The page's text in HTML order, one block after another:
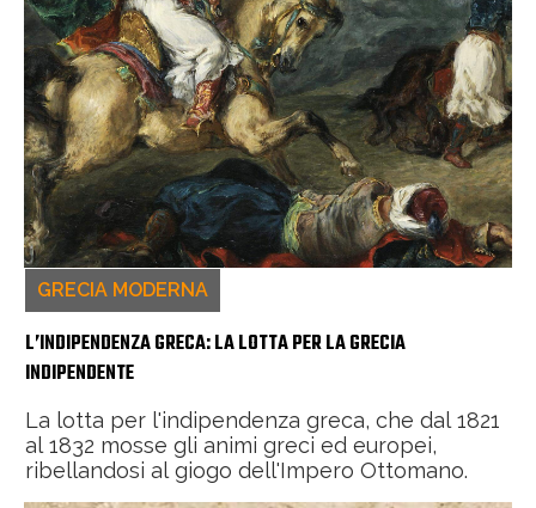
GRECIA MODERNA
L’INDIPENDENZA GRECA: LA LOTTA PER LA GRECIA
INDIPENDENTE
La lotta per l'indipendenza greca, che dal 1821
al 1832 mosse gli animi greci ed europei,
ribellandosi al giogo dell'Impero Ottomano.